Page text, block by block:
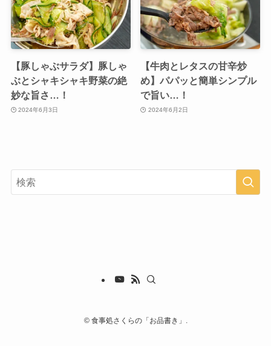
【豚しゃぶサラダ】豚しゃ
ぶとシャキシャキ野菜の絶
妙な旨さ…！
2024年6月3日
【牛肉とレタスの甘辛炒
め】パパッと簡単シンプル
で旨い…！
2024年6月2日
©食事処さくらの「お品書き」.